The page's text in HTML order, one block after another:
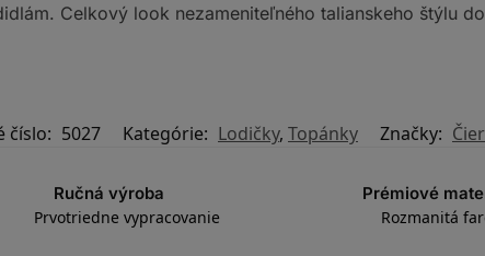
Celkový look nezameniteľného talianskeho štýlu
číslo: 5027 Kategórie: Lodičky, Topánky Značky:
Ručná výroba
Prvotriedne vypracovanie
Prémiové
Rozmanitá